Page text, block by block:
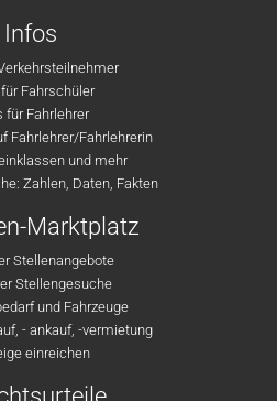
Infos
Fahrschüler
für Fahrlehrer
Fahrlehrer/Fahrlehrerin
und mehr
Zahlen, Daten, Fakten
Marktplatz
Stellenangebote
Stellengesuche
und Fahrzeuge
- ankauf, -vermietung
einreichen